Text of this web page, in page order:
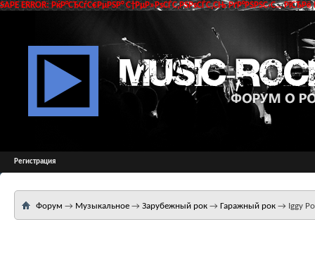
SAPE ERROR: РќР°СЂСѓС€РµРЅР° С†РµР»РѕСЃС‚РЅРѕСЃС‚СЊ РґР°РЅРЅС‹С…
Регистрация
Форум → Музыкальное → Зарубежный рок → Гаражный рок → Iggy